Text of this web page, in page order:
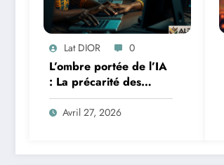
Lat DIOR 0
L’ombre portée de l’IA
: La précarité des
travailleurs du clic en
Afrique face à la
Avril 27, 2026